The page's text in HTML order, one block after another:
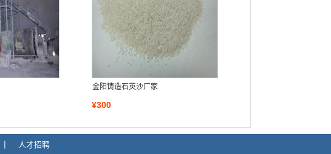
金阳铸造石英沙厂家
¥300
人才招聘